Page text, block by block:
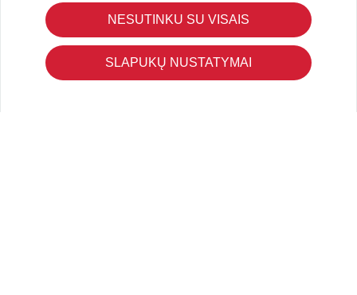
Pirkimo – pardavimo taisyklės
Pristatymas ir grąžinimas
Apmokėjimo būdai
Kokybės ir saugumo standartai
Privatumo taisyklės
NESUTINKU SU VISAIS
SLAPUKŲ NUSTATYMAI